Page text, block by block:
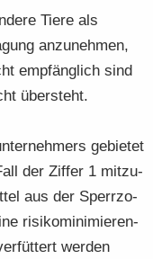
Tiere als
an­zu­neh­men,
emp­fäng­lich sind
über­steht.
ge­bie­tet
der Zif­fer 1 mit­zu­
aus der Sperr­zo­
ri­si­ko­mi­ni­mie­ren­
wer­den